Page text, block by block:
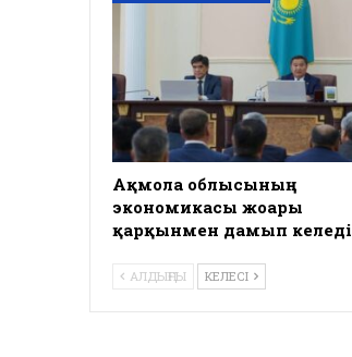
Ақмола облысының
экономикасы жоғары
қарқынмен дамып келеді
АЛДЫҢҒЫ КЕЛЕСІ